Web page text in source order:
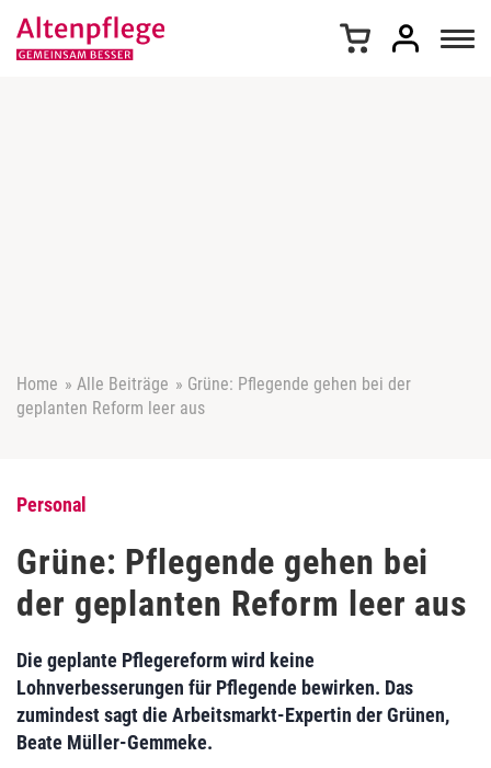
Home » Alle Beiträge » Grüne: Pflegende gehen bei der
geplanten Reform leer aus
Personal
Grüne: Pflegende gehen bei
der geplanten Reform leer aus
Die geplante Pflegereform wird keine
Lohnverbesserungen für Pflegende bewirken. Das
zumindest sagt die Arbeitsmarkt-Expertin der Grünen,
Beate Müller-Gemmeke.